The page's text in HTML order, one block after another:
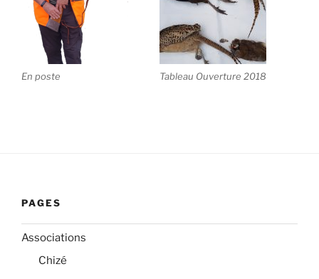
En poste Tableau Ouverture 2018
PAGES
Associations
Chizé